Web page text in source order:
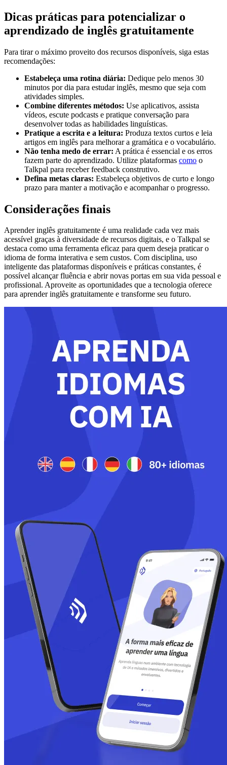
Dicas práticas para potencializar o
aprendizado de inglês gratuitamente
Para tirar o máximo proveito dos recursos disponíveis, siga estas
recomendações:
Estabeleça uma rotina diária: Dedique pelo menos 30
minutos por dia para estudar inglês, mesmo que seja com
atividades simples.
Combine diferentes métodos: Use aplicativos, assista
vídeos, escute podcasts e pratique conversação para
desenvolver todas as habilidades linguísticas.
Pratique a escrita e a leitura: Produza textos curtos e leia
artigos em inglês para melhorar a gramática e o vocabulário.
Não tenha medo de errar: A prática é essencial e os erros
fazem parte do aprendizado. Utilize plataformas como o
Talkpal para receber feedback construtivo.
Defina metas claras: Estabeleça objetivos de curto e longo
prazo para manter a motivação e acompanhar o progresso.
Considerações finais
Aprender inglês gratuitamente é uma realidade cada vez mais
acessível graças à diversidade de recursos digitais, e o Talkpal se
destaca como uma ferramenta eficaz para quem deseja praticar o
idioma de forma interativa e sem custos. Com disciplina, uso
inteligente das plataformas disponíveis e práticas constantes, é
possível alcançar fluência e abrir novas portas em sua vida pessoal e
profissional. Aproveite as oportunidades que a tecnologia oferece
para aprender inglês gratuitamente e transforme seu futuro.